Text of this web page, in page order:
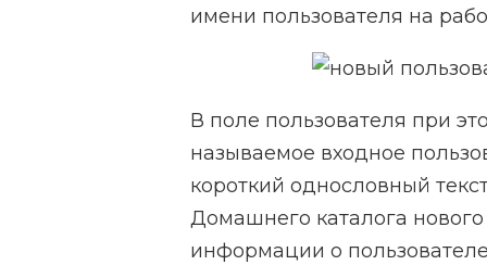
имени пользователя на
В поле пользователя при
называемое входное
короткий однословный
Домашнего каталога
информации о